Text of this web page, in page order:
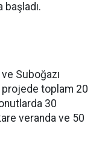
başladı.
Suboğazı
toplam 20
30
veranda ve 50